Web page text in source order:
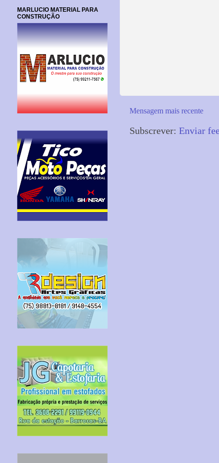
Mensagem mais recente
Subscrever: Enviar
MARLUCIO MATERIAL PARA
CONSTRUÇÃO